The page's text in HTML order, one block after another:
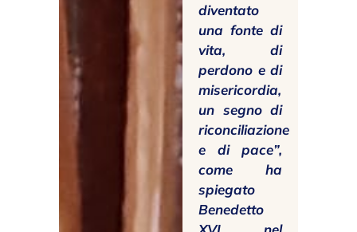
diventato
una fonte di
vita, di
perdono e di
misericordia,
un segno di
riconciliazione
e di pace”,
come ha
spiegato
Benedetto